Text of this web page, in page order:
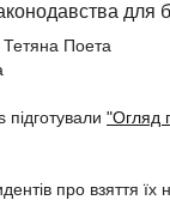
для
Тетяна Поета
"Огляд
про взяття їх